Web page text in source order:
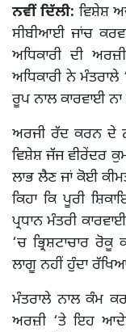
ਨਵੀਂ ਦਿੱਲੀ: ਵਿਸ਼ੇਸ਼
ਸੀਬੀਆਈ ਜਾਂਚ
ਅਧਿਕਾਰੀ ਦੀ
ਅਧਿਕਾਰੀ ਨੇ ਮੰਤਰਾਲੇ
ਰੂਪ ਨਾਲ ਕਾਰਵਾਈ
ਅਰਜੀ ਰੱਦ ਕਰਨ ਦੇ
ਵਿਸ਼ੇਸ਼ ਜੱਜ ਵੀਰੇਂਦਰ
ਲਾਭ ਲੈਣ ਜਾਂ ਕੋਈ
ਕਿਹਾ ਕਿ ਪੂਰੀ
ਪ੍ਰਧਾਨ ਮੰਤਰੀ
‘ਚ ਭ੍ਰਿਸ਼ਟਾਚਾਰ
ਲਾਗੂ ਨਹੀਂ ਹੁੰਦਾ
ਮੰਤਰਾਲੇ ਨਾਲ ਕੰਮ
ਅਰਜ਼ੀ ‘ਤੇ ਇਹ